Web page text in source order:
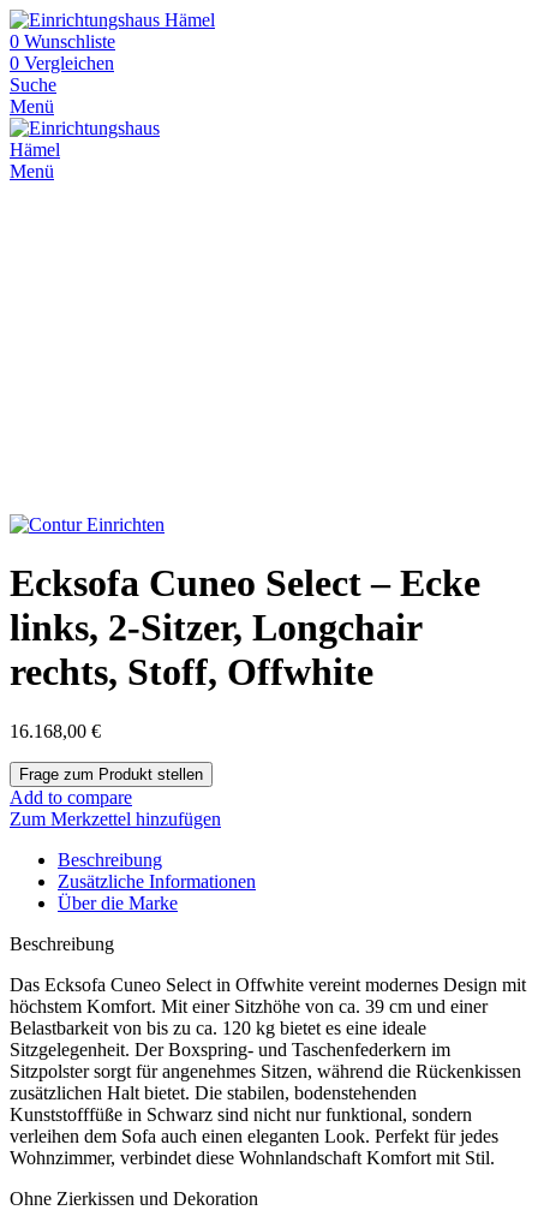
0 Wunschliste
0 Vergleichen
Suche
Menü
Menü
Ecksofa Cuneo Select – Ecke
links, 2-Sitzer, Longchair
rechts, Stoff, Offwhite
16.168,00 €
Add to compare
Zum Merkzettel hinzufügen
Beschreibung
Zusätzliche Informationen
Über die Marke
Beschreibung
Das Ecksofa Cuneo Select in Offwhite vereint modernes Design mit
höchstem Komfort. Mit einer Sitzhöhe von ca. 39 cm und einer
Belastbarkeit von bis zu ca. 120 kg bietet es eine ideale
Sitzgelegenheit. Der Boxspring- und Taschenfederkern im
Sitzpolster sorgt für angenehmes Sitzen, während die Rückenkissen
zusätzlichen Halt bietet. Die stabilen, bodenstehenden
Kunststofffüße in Schwarz sind nicht nur funktional, sondern
verleihen dem Sofa auch einen eleganten Look. Perfekt für jedes
Wohnzimmer, verbindet diese Wohnlandschaft Komfort mit Stil.
Ohne Zierkissen und Dekoration